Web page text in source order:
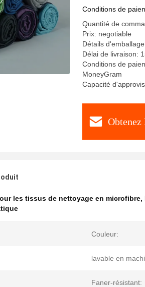
Conditions de
Quantité de
Prix: negotiable
Détails
Délai de livraison:
Conditions de
MoneyGram
Capacité
les tissus de nettoyage en microfibre,
Couleur:
lavable en
Faner-résistant: